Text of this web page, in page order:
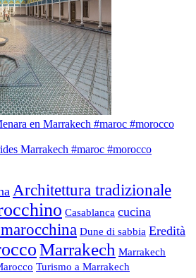
Architettura tradizionale
Casablanca cucina
Dune di sabbia Eredità
Marrakech Marrakech
Turismo a Marrakech